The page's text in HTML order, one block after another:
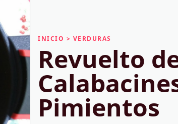
INICIO > VERDURAS
Revuelto
Pimientos